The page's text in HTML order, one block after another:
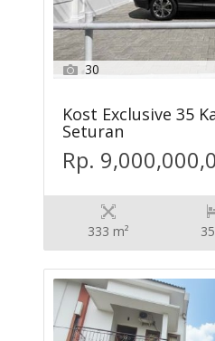
30
Kost Exclusive 35
Seturan
Rp.
333 m²